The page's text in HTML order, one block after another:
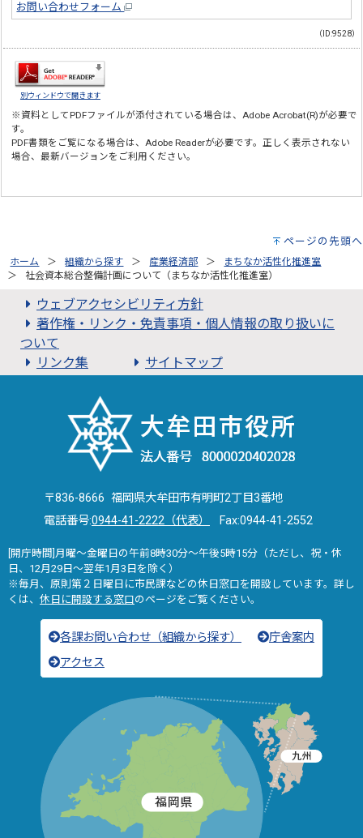
お問い合わせフォーム
（ID:9528）
別ウィンドウで開きます
※資料としてPDFファイルが添付されている場合は、Adobe Acrobat(R)が必要で
す。
PDF書類をご覧になる場合は、Adobe Readerが必要です。正しく表示されない
場合、最新バージョンをご利用ください。
ページの先頭へ
ホーム 組織から探す 産業経済部
まちなか活性化推進室
社会資本総合整備計画について（まちなか活性化推進室）
ウェブアクセシビリティ方針
著作権・リンク・免責事項・個人情報の取り扱いに
ついて
リンク集
サイトマップ
〒836-8666 福岡県大牟田市有明町2丁目3番地
電話番号:0944-41-2222（代表） Fax:0944-41-2552
[開庁時間]月曜～金曜日の午前8時30分～午後5時15分（ただし、祝・休
日、12月29日～翌年1月3日を除く）
※毎月、原則第２日曜日に市民課などの休日窓口を開設しています。詳し
くは、 休日に開設する窓口のページをご覧ください。
各課お問い合わせ（組織から探す）
庁舎案内
アクセス